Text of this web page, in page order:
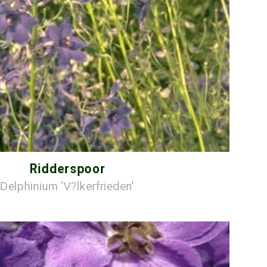
Ridderspoor
Delphinium 'V?lkerfrieden'